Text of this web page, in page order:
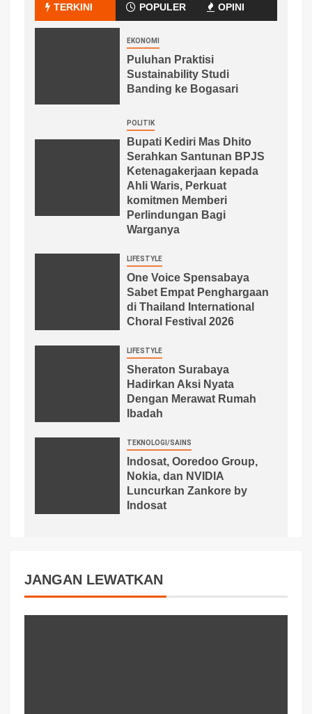
TERKINI POPULER OPINI
EKONOMI
Puluhan Praktisi
Sustainability Studi
Banding ke Bogasari
POLITIK
Bupati Kediri Mas Dhito
Serahkan Santunan BPJS
Ketenagakerjaan kepada
Ahli Waris, Perkuat
komitmen Memberi
Perlindungan Bagi
Warganya
LIFESTYLE
One Voice Spensabaya
Sabet Empat Penghargaan
di Thailand International
Choral Festival 2026
LIFESTYLE
Sheraton Surabaya
Hadirkan Aksi Nyata
Dengan Merawat Rumah
Ibadah
TEKNOLOGI/SAINS
Indosat, Ooredoo Group,
Nokia, dan NVIDIA
Luncurkan Zankore by
Indosat
JANGAN LEWATKAN